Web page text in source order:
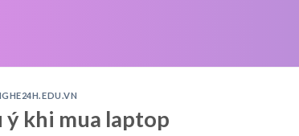
khi mua laptop